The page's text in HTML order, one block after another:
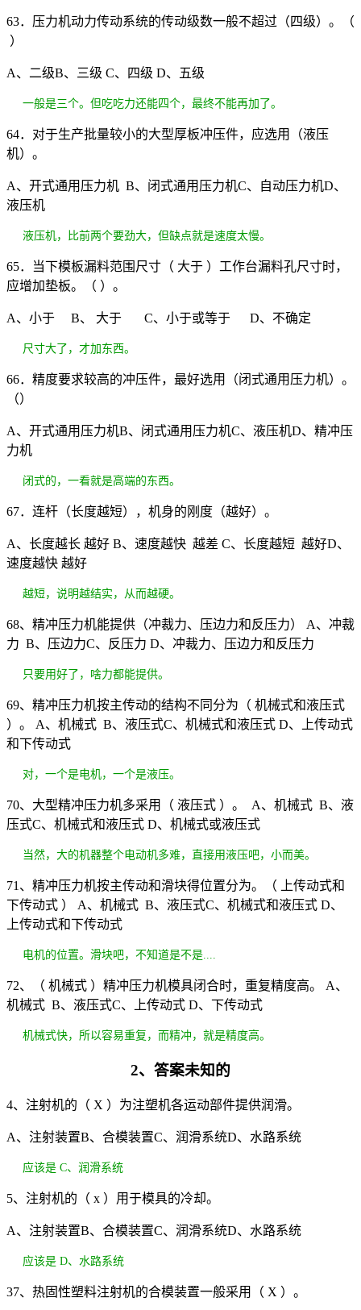
63．压力机动力传动系统的传动级数一般不超过（四级）。（
）
A、二级B、三级 C、四级 D、五级
一般是三个。但吃吃力还能四个，最终不能再加了。
64．对于生产批量较小的大型厚板冲压件，应选用（液压
机）。
A、开式通用压力机 B、闭式通用压力机C、自动压力机D、
液压机
液压机，比前两个要劲大，但缺点就是速度太慢。
65．当下模板漏料范围尺寸（ 大于 ）工作台漏料孔尺寸时，
应增加垫板。（ ）。
A、小于 B、 大于 C、小于或等于 D、不确定
尺寸大了，才加东西。
66．精度要求较高的冲压件，最好选用（闭式通用压力机）。
（）
A、开式通用压力机B、闭式通用压力机C、液压机D、精冲压
力机
闭式的，一看就是高端的东西。
67．连杆（长度越短），机身的刚度（越好）。
A、长度越长 越好 B、速度越快 越差 C、长度越短 越好D、
速度越快 越好
越短，说明越结实，从而越硬。
68、精冲压力机能提供（冲裁力、压边力和反压力） A、冲裁
力 B、压边力C、反压力 D、冲裁力、压边力和反压力
只要用好了，啥力都能提供。
69、精冲压力机按主传动的结构不同分为（ 机械式和液压式
）。 A、机械式 B、液压式C、机械式和液压式 D、上传动式
和下传动式
对，一个是电机，一个是液压。
70、大型精冲压力机多采用（ 液压式 ）。 A、机械式 B、液
压式C、机械式和液压式 D、机械式或液压式
当然，大的机器整个电动机多难，直接用液压吧，小而美。
71、精冲压力机按主传动和滑块得位置分为。（ 上传动式和
下传动式 ） A、机械式 B、液压式C、机械式和液压式 D、
上传动式和下传动式
电机的位置。滑块吧，不知道是不是....
72、（ 机械式 ）精冲压力机模具闭合时，重复精度高。 A、
机械式 B、液压式C、上传动式 D、下传动式
机械式快，所以容易重复，而精冲，就是精度高。
2、答案未知的
4、注射机的（ X ）为注塑机各运动部件提供润滑。
A、注射装置B、合模装置C、润滑系统D、水路系统
应该是 C、润滑系统
5、注射机的（ x ）用于模具的冷却。
A、注射装置B、合模装置C、润滑系统D、水路系统
应该是 D、水路系统
37、热固性塑料注射机的合模装置一般采用（ X ）。